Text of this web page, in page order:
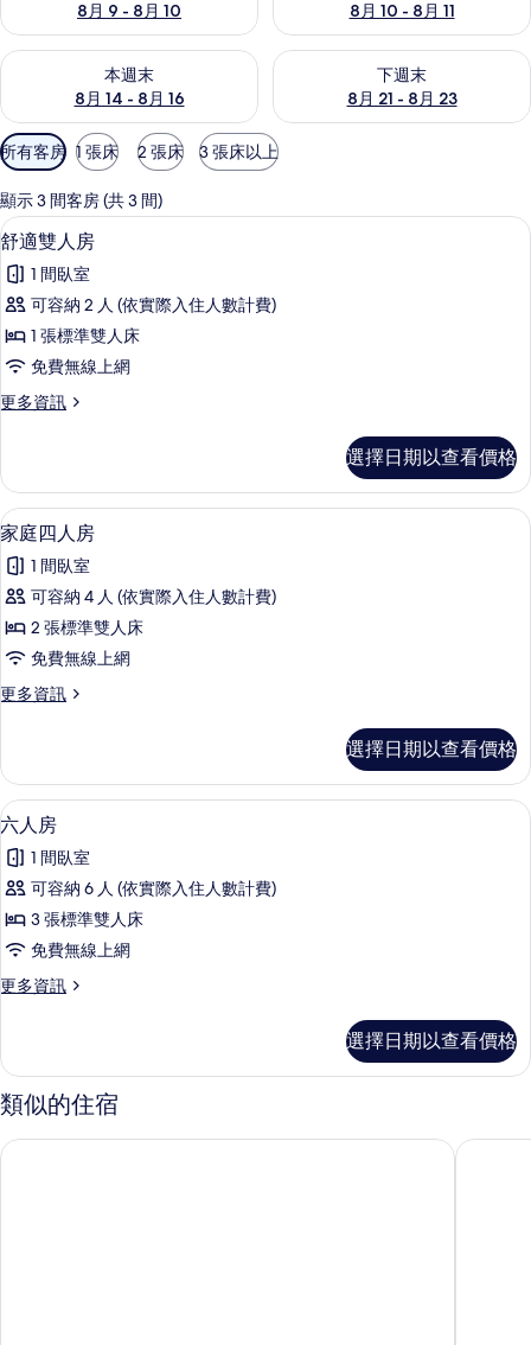
8月 9 - 8月 10
8月 10 - 8月 11
本週末
8月 14 - 8月 16
查看本週末 (8月 14 - 8月 16) 的供應情況
下週末
8月 21 - 8月 23
查看下週末 (8月 21 - 8月 23)
可
用
的
客
房
篩
選
條
所有客房 1 張床 2 張床 3 張床以上
顯示 3 間客房 (共 3 間)
顯
示
舒
適
雙
房
所
有
相
片
舒適雙人房 | 書桌、遮光布/窗簾、免
1
舒適雙人房
1 間臥室
可容納 2 人 (依實際入住人數計費)
1 張標準雙人床
免費無線上網
更多資訊
更
雙
人
房
的
詳
情
選擇日期以查看價格
顯
示
家
庭
四
房
所
有
相
片
家庭四人房 | 書桌、遮光布/窗簾、免
1
家庭四人房
1 間臥室
可容納 4 人 (依實際入住人數計費)
2 張標準雙人床
免費無線上網
更多資訊
更
四
人
房
詳
情
選擇日期以查看價格
顯
示
六
人
房
所
相
片
六人房 | 書桌、遮光布/窗簾、免費無
1
六人房
1 間臥室
可容納 6 人 (依實際入住人數計費)
3 張標準雙人床
免費無線上網
更多資訊
更
房
的
詳
選擇日期以查看價格
類似的住宿
沐禾渡假會館 涵暄精